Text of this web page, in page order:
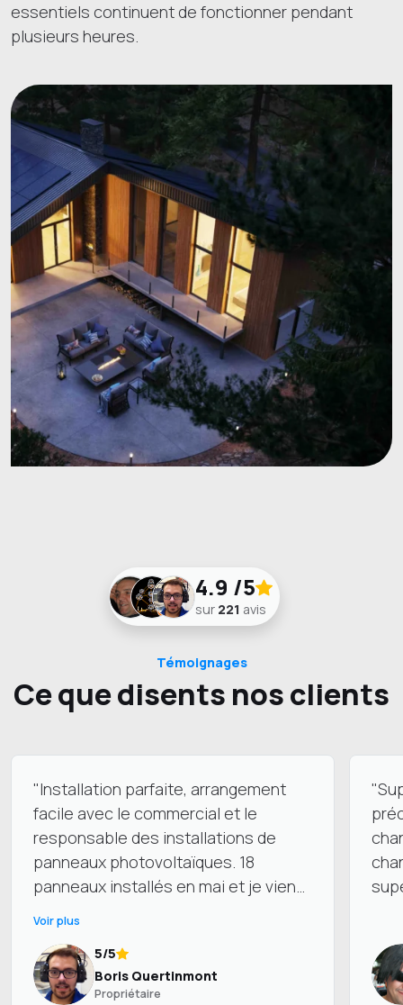
essentiels continuent de fonctionner pendant
plusieurs heures.
4.9 /5
sur 221 avis
Témoignages
Ce que disents nos clients
"Installation parfaite, arrangement
facile avec le commercial et le
responsable des installations de
panneaux photovoltaïques. 18
panneaux installés en mai et je viens
de 50% en moins sur ma facture"
Voir plus
B
5/5
Boris Quertinmont
Propriétaire